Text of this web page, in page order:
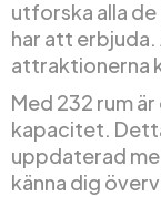
utforska alla
har att
attraktionerna
Med 232 rum
kapacitet.
uppdaterad
känna dig